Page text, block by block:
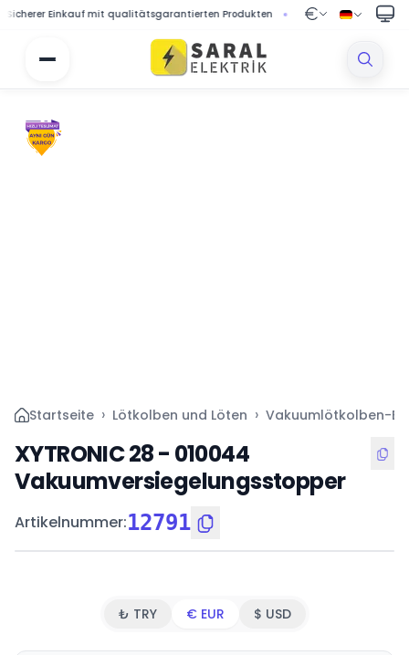
Einkauf mit qualitätsgarantierten Produkten 🔒 Geschützter Einkauf mit
Startseite › Lötkolben und Löten › Vakuumlötkolben-
XYTRONIC 28 - 010044
Vakuumversiegelungsstopper
Artikelnummer:12791
₺ TRY € EUR $ USD